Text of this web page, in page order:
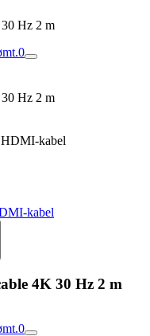
Hz 2 m
0
Hz 2 m
HDMI-kabel
kabel
4K 30 Hz 2 m
0